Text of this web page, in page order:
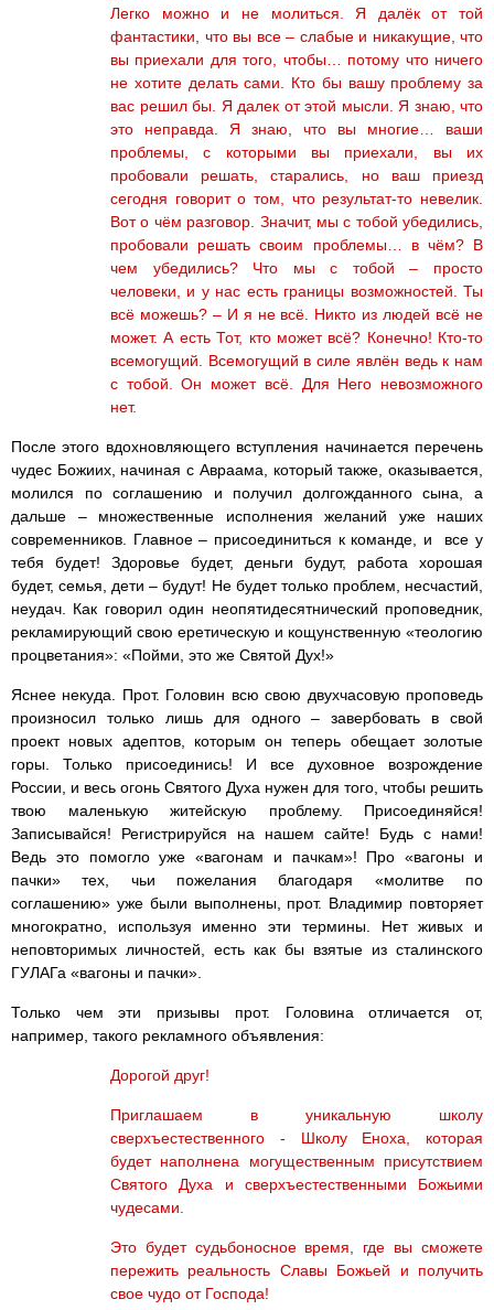
Легко можно и не молиться. Я далёк от той
фантастики, что вы все – слабые и никакущие, что
вы приехали для того, чтобы… потому что ничего
не хотите делать сами. Кто бы вашу проблему за
вас решил бы. Я далек от этой мысли. Я знаю, что
это неправда. Я знаю, что вы многие… ваши
проблемы, с которыми вы приехали, вы их
пробовали решать, старались, но ваш приезд
сегодня говорит о том, что результат-то невелик.
Вот о чём разговор. Значит, мы с тобой убедились,
пробовали решать своим проблемы… в чём? В
чем убедились? Что мы с тобой – просто
человеки, и у нас есть границы возможностей. Ты
всё можешь? – И я не всё. Никто из людей всё не
может. А есть Тот, кто может всё? Конечно! Кто-то
всемогущий. Всемогущий в силе явлён ведь к нам
с тобой. Он может всё. Для Него невозможного
нет.
После этого вдохновляющего вступления начинается перечень
чудес Божиих, начиная с Авраама, который также, оказывается,
молился по соглашению и получил долгожданного сына, а
дальше – множественные исполнения желаний уже наших
современников. Главное – присоединиться к команде, и все у
тебя будет! Здоровье будет, деньги будут, работа хорошая
будет, семья, дети – будут! Не будет только проблем, несчастий,
неудач. Как говорил один неопятидесятнический проповедник,
рекламирующий свою еретическую и кощунственную «теологию
процветания»: «Пойми, это же Святой Дух!»
Яснее некуда. Прот. Головин всю свою двухчасовую проповедь
произносил только лишь для одного – завербовать в свой
проект новых адептов, которым он теперь обещает золотые
горы. Только присоединись! И все духовное возрождение
России, и весь огонь Святого Духа нужен для того, чтобы решить
твою маленькую житейскую проблему. Присоединяйся!
Записывайся! Регистрируйся на нашем сайте! Будь с нами!
Ведь это помогло уже «вагонам и пачкам»! Про «вагоны и
пачки» тех, чьи пожелания благодаря «молитве по
соглашению» уже были выполнены, прот. Владимир повторяет
многократно, используя именно эти термины. Нет живых и
неповторимых личностей, есть как бы взятые из сталинского
ГУЛАГа «вагоны и пачки».
Только чем эти призывы прот. Головина отличается от,
например, такого рекламного объявления:
Дорогой друг!
Приглашаем в уникальную школу
сверхъестественного - Школу Еноха, которая
будет наполнена могущественным присутствием
Святого Духа и сверхъестественными Божьими
чудесами.
Это будет судьбоносное время, где вы сможете
пережить реальность Славы Божьей и получить
свое чудо от Господа!